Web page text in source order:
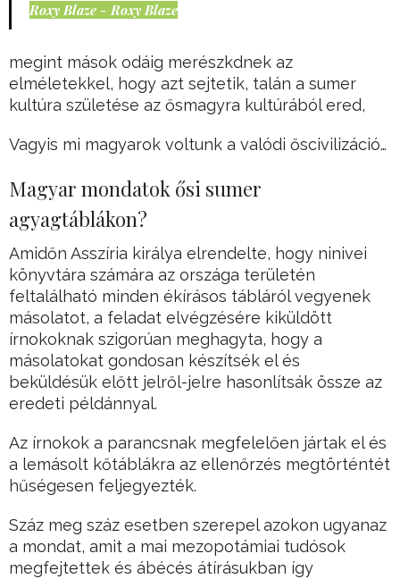
Roxy Blaze - Roxy Blaze
megint mások odáig merészkdnek az
elméletekkel, hogy azt sejtetik, talán a sumer
kultúra születése az ősmagyra kultúrából ered,
Vagyis mi magyarok voltunk a valódi őscivilizáció…
Magyar mondatok ősi sumer
agyagtáblákon?
Amidőn Asszíria királya elrendelte, hogy ninivei
könyvtára számára az országa területén
feltalálható minden ékírásos tábláról vegyenek
másolatot, a feladat elvégzésére kiküldött
írnokoknak szigorúan meghagyta, hogy a
másolatokat gondosan készítsék el és
beküldésük előtt jelről-jelre hasonlítsák össze az
eredeti példánnyal.
Az írnokok a parancsnak megfelelően jártak el és
a lemásolt kőtáblákra az ellenőrzés megtörténtét
hűségesen feljegyezték.
Száz meg száz esetben szerepel azokon ugyanaz
a mondat, amit a mai mezopotámiai tudósok
megfejtettek és ábécés átírásukban így